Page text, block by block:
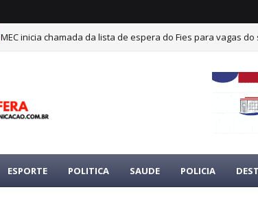
MEC inicia chamada da lista de espera do Fies para vagas
ESPORTE POLITICA SAUDE POLICIA